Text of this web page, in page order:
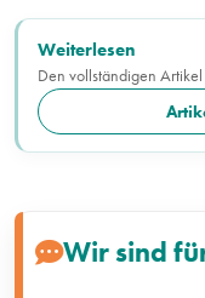
Weiterlesen
Den vollständigen
Wir sind